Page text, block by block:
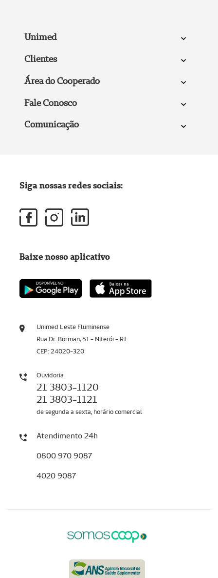
Unimed
Clientes
Área do Cooperado
Fale Conosco
Comunicação
Unimed Leste Fluminense
Rua Dr. Borman, 51 - Niterói - RJ
CEP: 24020-320
Ouvidoria
21 3803-1120
21 3803-1121
de segunda a sexta, horário comercial
Atendimento 24h
0800 970 9087
4020 9087
Siga nossas redes sociais:
Baixe nosso aplicativo